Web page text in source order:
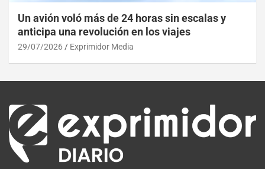
Un avión voló más de 24 horas sin escalas y
anticipa una revolución en los viajes
29/07/2026 Exprimidor Media